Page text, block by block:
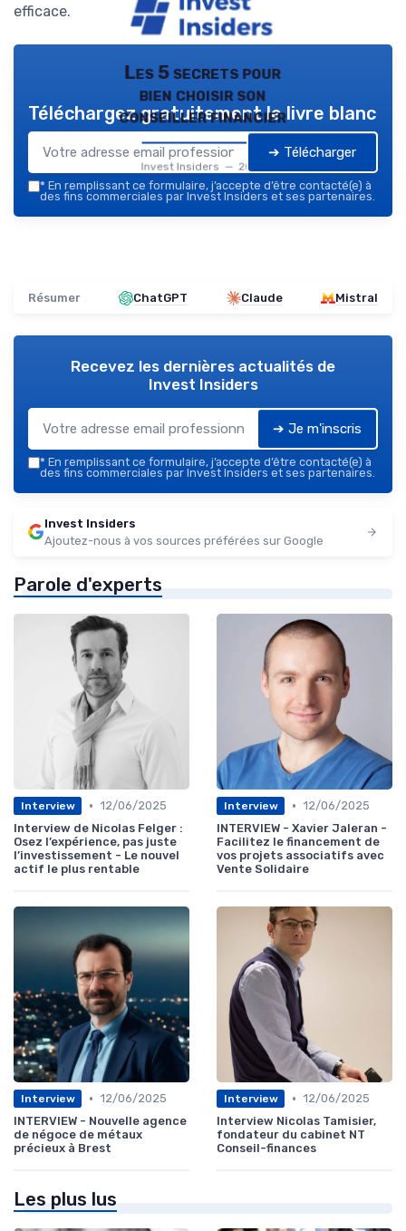
efficace.
Les 5 secrets pour
bien choisir son
conseiller financier
Invest Insiders — 2026
Téléchargez gratuitement le livre blanc
➔ Télécharger
* En remplissant ce formulaire, j’accepte d’être contacté(e) à
des fins commerciales par Invest Insiders et ses partenaires.
Résumer ChatGPT Claude Mistral
Recevez les dernières actualités de
Invest Insiders
➔ Je m'inscris
* En remplissant ce formulaire, j’accepte d’être contacté(e) à
des fins commerciales par Invest Insiders et ses partenaires.
Invest Insiders
Ajoutez-nous à vos sources préférées sur Google
Parole d'experts
Interview • 12/06/2025
Interview de Nicolas Felger :
Osez l’expérience, pas juste
l’investissement - Le nouvel
actif le plus rentable
Interview • 12/06/2025
INTERVIEW - Xavier Jaleran -
Facilitez le financement de
vos projets associatifs avec
Vente Solidaire
Interview • 12/06/2025
INTERVIEW - Nouvelle agence
de négoce de métaux
précieux à Brest
Interview • 12/06/2025
Interview Nicolas Tamisier,
fondateur du cabinet NT
Conseil-finances
Les plus lus